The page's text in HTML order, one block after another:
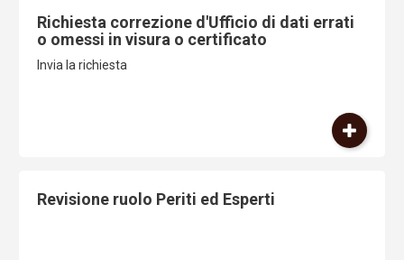
Richiesta correzione d'Ufficio di dati errati
o omessi in visura o certificato
Invia la richiesta
Revisione ruolo Periti ed Esperti